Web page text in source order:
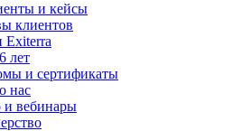
и кейсы
клиентов
Exiterra
лет
и сертификаты
нас
и вебинары